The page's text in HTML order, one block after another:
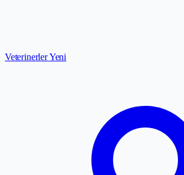
VeterinerlerYeni